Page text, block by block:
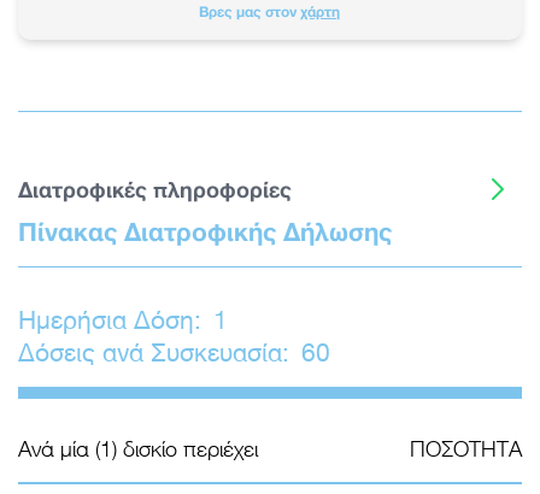
Βρες μας στον χάρτη
Διατροφικές πληροφορίες
Πίνακας Διατροφικής Δήλωσης
Ημερήσια Δόση: 1
Δόσεις ανά Συσκευασία: 60
Ανά μία (1) δισκίο περιέχει ΠΟΣΟΤΗΤΑ